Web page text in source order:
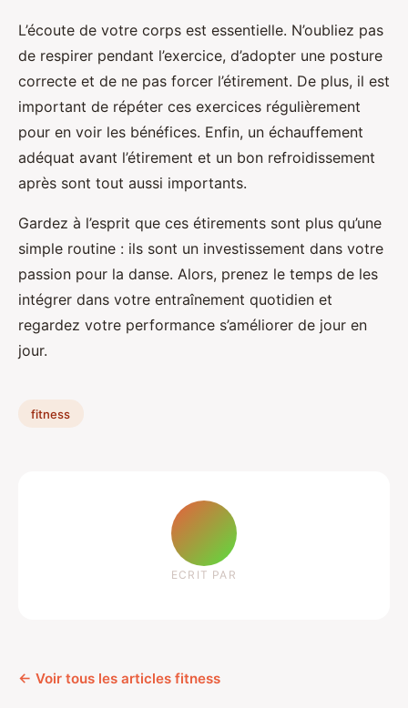
L’écoute de votre corps est essentielle. N’oubliez pas
de respirer pendant l’exercice, d’adopter une posture
correcte et de ne pas forcer l’étirement. De plus, il est
important de répéter ces exercices régulièrement
pour en voir les bénéfices. Enfin, un échauffement
adéquat avant l’étirement et un bon refroidissement
après sont tout aussi importants.
Gardez à l’esprit que ces étirements sont plus qu’une
simple routine : ils sont un investissement dans votre
passion pour la danse. Alors, prenez le temps de les
intégrer dans votre entraînement quotidien et
regardez votre performance s’améliorer de jour en
jour.
fitness
ECRIT PAR
← Voir tous les articles fitness